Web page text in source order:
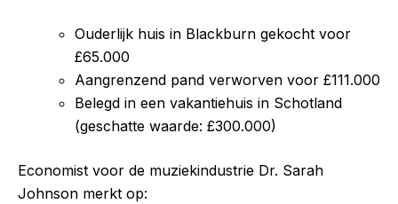
Ouderlijk huis in Blackburn gekocht voor
£65.000
Aangrenzend pand verworven voor £111.000
Belegd in een vakantiehuis in Schotland
(geschatte waarde: £300.000)
Economist voor de muziekindustrie Dr. Sarah
Johnson merkt op: